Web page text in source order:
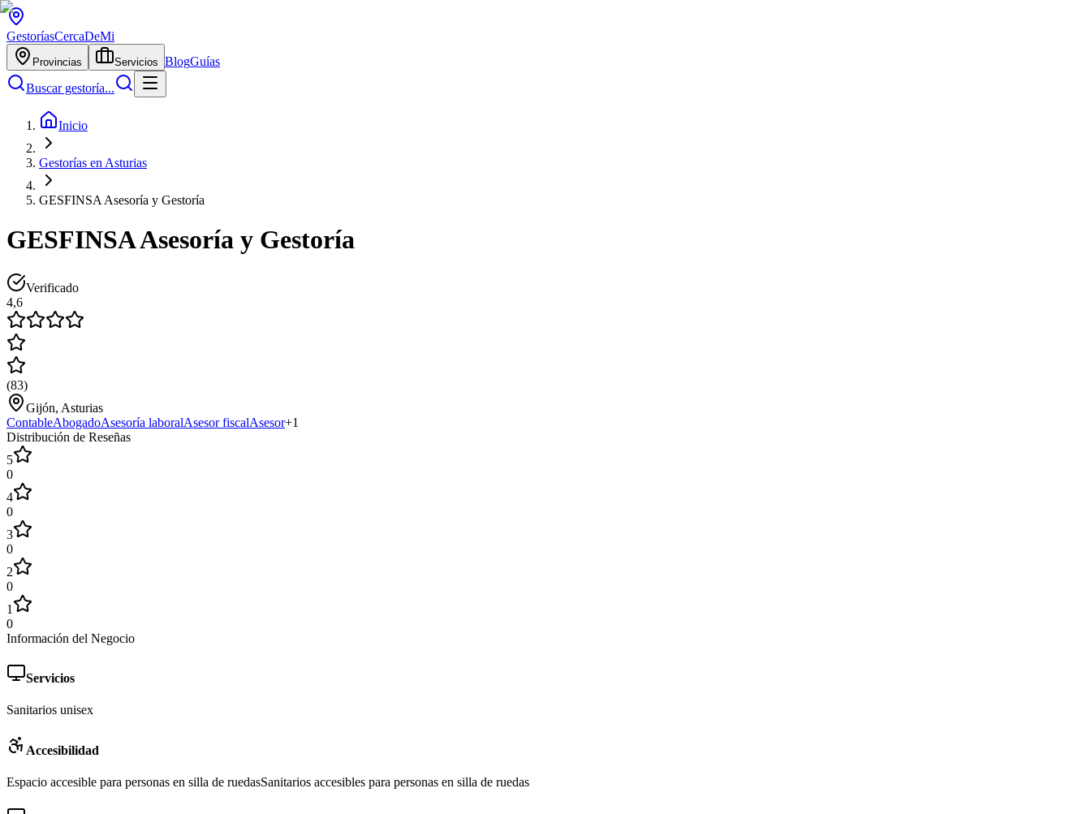
GestoríasCercaDeMi
Provincias Servicios BlogGuías
Buscar gestoría...
Inicio
Gestorías en Asturias
GESFINSA Asesoría y Gestoría
GESFINSA Asesoría y Gestoría
Verificado
4,6
(83)
Gijón, Asturias
ContableAbogadoAsesoría laboralAsesor fiscalAsesor+1
Distribución de Reseñas
5
0
4
0
3
0
2
0
1
0
Información del Negocio
Servicios
Sanitarios unisex
Accesibilidad
Espacio accesible para personas en silla de ruedasSanitarios accesibles para personas en silla de ruedas